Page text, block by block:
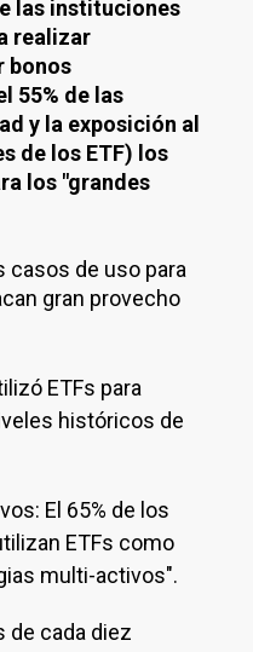
las instituciones
realizar
bonos
55% de las
y la exposición al
de los ETF) los
los "grandes
casos de uso para
gran provecho
ETFs para
históricos de
El 65% de los
ETFs como
multi-activos".
de cada diez